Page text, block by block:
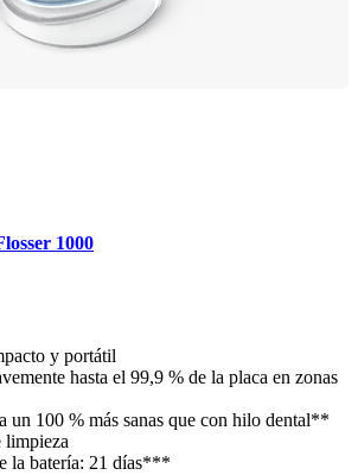
1000
y portátil
hasta el 99,9 % de la placa en zonas
un 100 % más sanas que con hilo dental**
limpieza
la batería: 21 días***